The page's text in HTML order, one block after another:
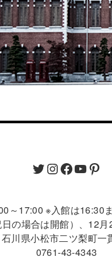
～17:00 ※入館は16:30
日の場合は開館）、12
川県小松市二ツ梨町一
0761-43-4343